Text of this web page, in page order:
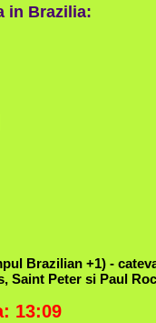
in Brazilia:
Brazilian +1) -
Saint Peter si Paul
13:09